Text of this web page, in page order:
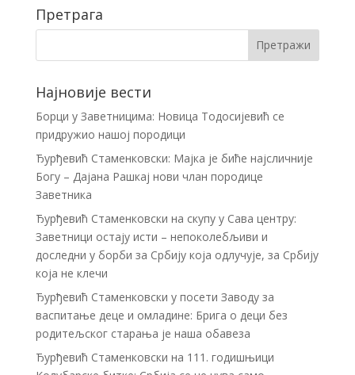
Претрага
Најновије вести
Борци у Заветницима: Новица Тодосијевић се
придружио нашој породици
Ђурђевић Стаменковски: Мајка је биће најсличније
Богу – Дајана Рашкај нови члан породице
Заветника
Ђурђевић Стаменковски на скупу у Сава центру:
Заветници остају исти – непоколебљиви и
доследни у борби за Србију која одлучује, за Србију
која не клечи
Ђурђевић Стаменковски у посети Заводу за
васпитање деце и омладине: Брига о деци без
родитељског старања је наша обавеза
Ђурђевић Стаменковски на 111. годишњици